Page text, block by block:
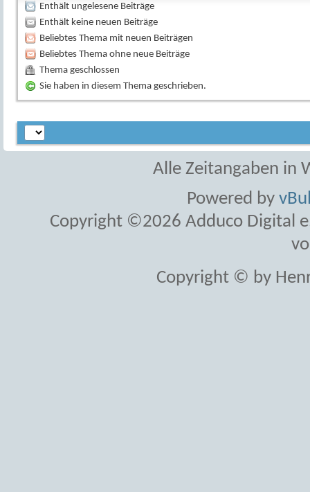
Enthält ungelesene Beiträge
Enthält keine neuen Beiträge
Beliebtes Thema mit neuen Beiträgen
Beliebtes Thema ohne neue Beiträge
Thema geschlossen
Sie haben in diesem Thema geschrieben.
Alle Zeitangaben in
Powered by
Copyright ©2026 Adduco Digital
Copyright © by